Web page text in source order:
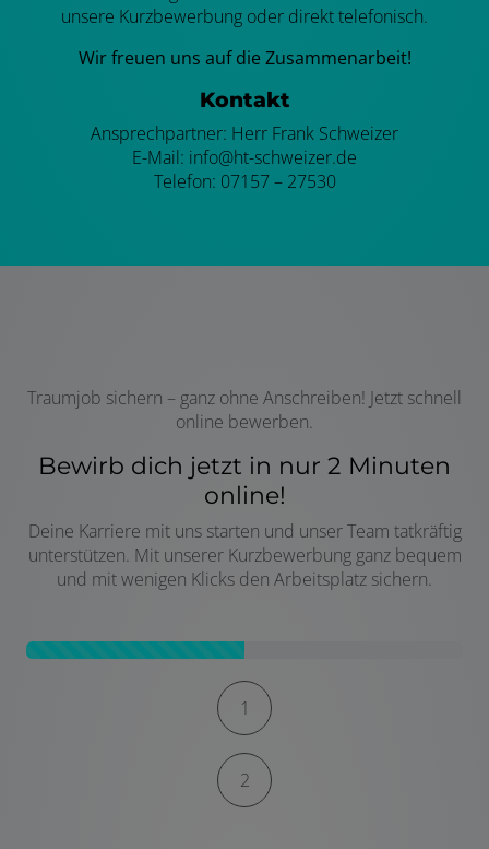
unsere Kurzbewerbung oder direkt telefonisch.
Wir freuen uns auf die Zusammenarbeit!
Kontakt
Ansprechpartner: Herr Frank Schweizer
E-Mail: info@ht-schweizer.de
Telefon: 07157 – 27530
Traumjob sichern – ganz ohne Anschreiben! Jetzt schnell
online bewerben.
Bewirb dich jetzt in nur 2 Minuten
online!
Deine Karriere mit uns starten und unser Team tatkräftig
unterstützen. Mit unserer Kurzbewerbung ganz bequem
und mit wenigen Klicks den Arbeitsplatz sichern.
Kontaktformular-Fortschritt
1
2